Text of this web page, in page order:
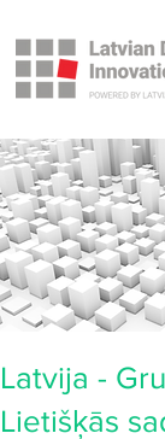
Latvija -
Lietišķās